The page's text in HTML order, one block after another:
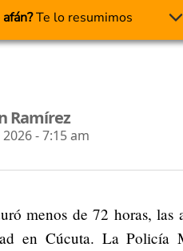
Te lo resumimos
Ramírez
2026 - 7:15 am
menos de 72 horas, las
en Cúcuta. La Policía